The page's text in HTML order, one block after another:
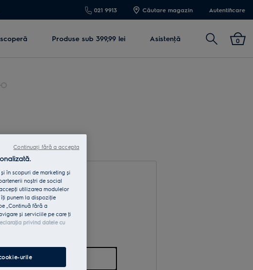
021 9913 Căutare magazin Autentificare
Produse sub 399,99 lei Asistenţă Cautare 0
Introdu e-mail
în scopuri de marketing și
noștri de social
utilizarea modulelor
punem la dispoziţie
„Continuă fără a
și serviciile pe care ţi
privind datele cu
urile
Continuați fără a accepta